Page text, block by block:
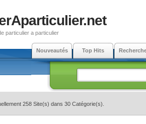
particulier a particulier
Nouveautés Top Hits
258 Site(s) dans 30 Catégorie(s).